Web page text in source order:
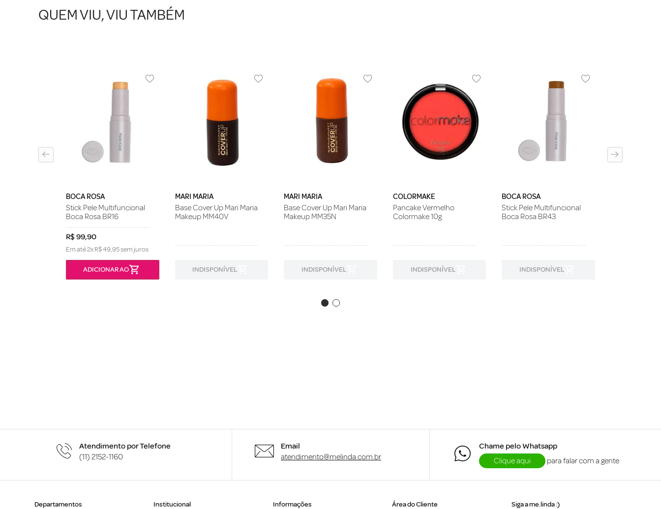
QUEM VIU, VIU TAMBÉM
BOCA ROSA
Stick Pele Multifuncional
Boca Rosa BR16
R$99,90
Em até2xR$49,95sem juros
ADICIONAR AO
MARI MARIA
Base Cover Up Mari Maria
Makeup MM40V
INDISPONÍVEL
MARI MARIA
Base Cover Up Mari Maria
Makeup MM35N
INDISPONÍVEL
COLORMAKE
Pancake Vermelho
Colormake 10g
INDISPONÍVEL
BOCA ROSA
Stick Pele Multifuncional
Boca Rosa BR43
INDISPONÍVEL
Atendimento por Telefone
(11) 2152-1160
Email
atendimento@melinda.com.br
Chame pelo Whatsapp
Clique aqui
para falar com a gente
Departamentos Institucional Informações Área do Cliente Siga a me.linda :)